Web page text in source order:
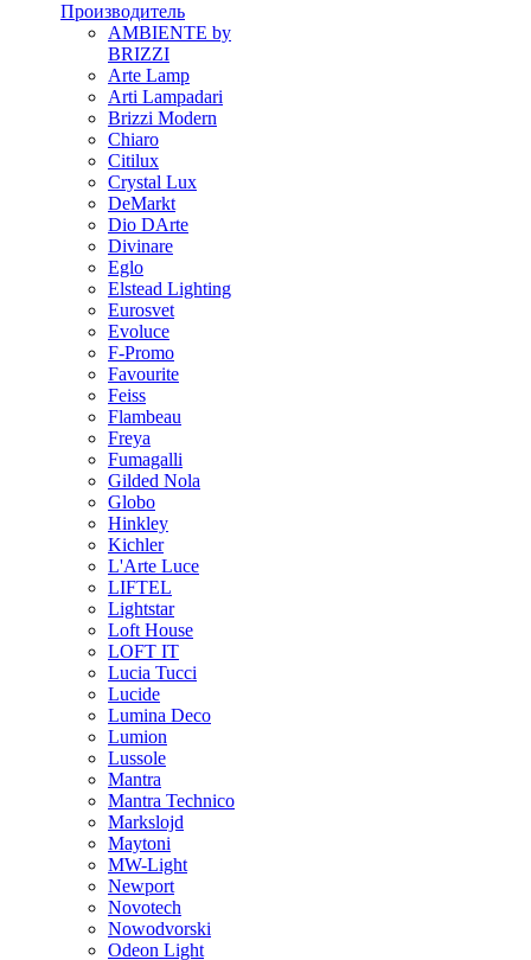
Производитель
AMBIENTE by
BRIZZI
Arte Lamp
Arti Lampadari
Brizzi Modern
Chiaro
Citilux
Crystal Lux
DeMarkt
Dio DArte
Divinare
Eglo
Elstead Lighting
Eurosvet
Evoluce
F-Promo
Favourite
Feiss
Flambeau
Freya
Fumagalli
Gilded Nola
Globo
Hinkley
Kichler
L'Arte Luce
LIFTEL
Lightstar
Loft House
LOFT IT
Lucia Tucci
Lucide
Lumina Deco
Lumion
Lussole
Mantra
Mantra Technico
Markslojd
Maytoni
MW-Light
Newport
Novotech
Nowodvorski
Odeon Light